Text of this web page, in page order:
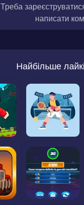
Треба
написати
Найбільше